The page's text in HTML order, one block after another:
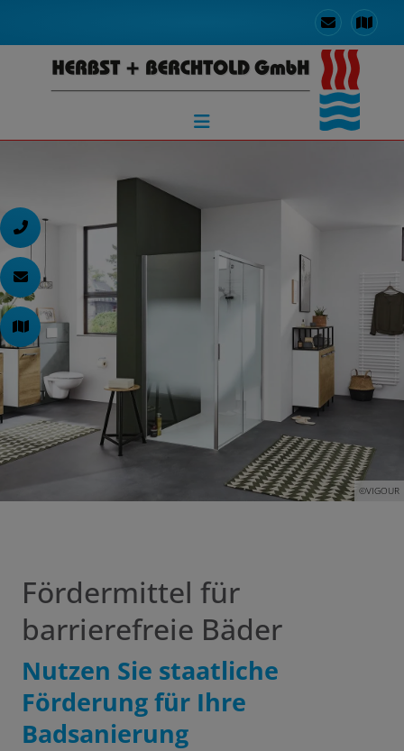
©VIGOUR
Fördermittel für
barrierefreie Bäder
Nutzen Sie staatliche
Förderung für Ihre
Badsanierung
schließen
und schließen
und schließen